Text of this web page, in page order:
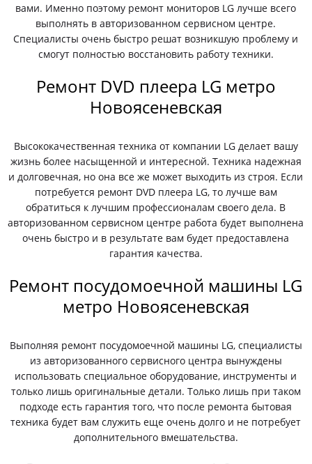
вами. Именно поэтому ремонт мониторов LG лучше всего
выполнять в авторизованном сервисном центре.
Специалисты очень быстро решат возникшую проблему и
смогут полностью восстановить работу техники.
Ремонт DVD плеера LG метро
Новоясеневская
Высококачественная техника от компании LG делает вашу
жизнь более насыщенной и интересной. Техника надежная
и долговечная, но она все же может выходить из строя. Если
потребуется ремонт DVD плеера LG, то лучше вам
обратиться к лучшим профессионалам своего дела. В
авторизованном сервисном центре работа будет выполнена
очень быстро и в результате вам будет предоставлена
гарантия качества.
Ремонт посудомоечной машины LG
метро Новоясеневская
Выполняя ремонт посудомоечной машины LG, специалисты
из авторизованного сервисного центра вынуждены
использовать специальное оборудование, инструменты и
только лишь оригинальные детали. Только лишь при таком
подходе есть гарантия того, что после ремонта бытовая
техника будет вам служить еще очень долго и не потребует
дополнительного вмешательства.